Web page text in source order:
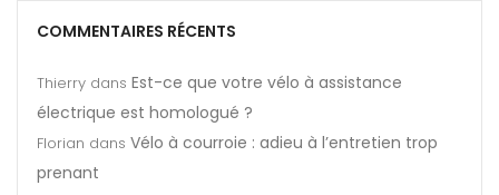
COMMENTAIRES RÉCENTS
Thierry dans Est-ce que votre vélo à assistance
électrique est homologué ?
Florian dans Vélo à courroie : adieu à l’entretien trop
prenant